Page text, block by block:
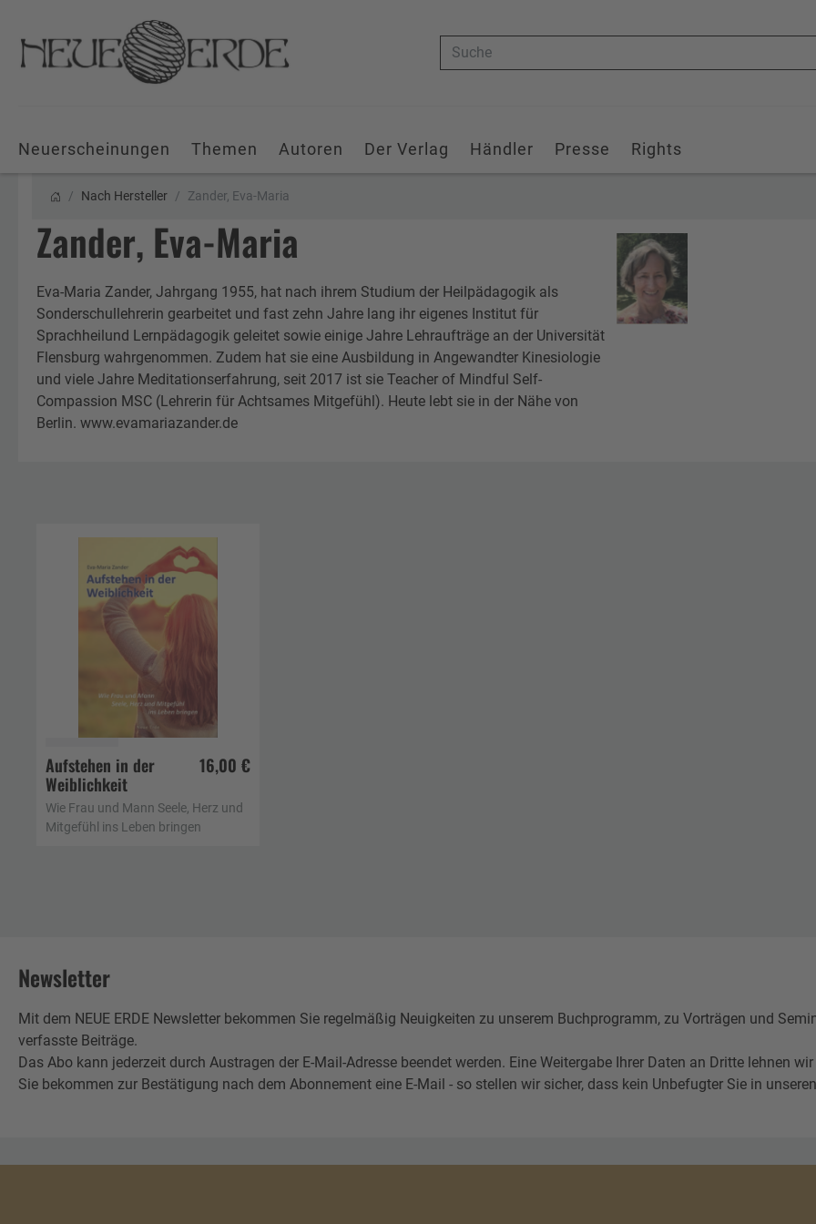
Suche
Neuerscheinungen Themen Autoren Der Verlag Händler Presse Rights
Nach Hersteller Zander, Eva-Maria
Zander, Eva-Maria
Eva-Maria Zander, Jahrgang 1955, hat nach ihrem Studium der Heilpädagogik als
Sonderschullehrerin gearbeitet und fast zehn Jahre lang ihr eigenes Institut für
Sprachheilund Lernpädagogik geleitet sowie einige Jahre Lehraufträge an der Universität
Flensburg wahrgenommen. Zudem hat sie eine Ausbildung in Angewandter Kinesiologie
und viele Jahre Meditationserfahrung, seit 2017 ist sie Teacher of Mindful Self-
Compassion MSC (Lehrerin für Achtsames Mitgefühl). Heute lebt sie in der Nähe von
Berlin. www.evamariazander.de
In den Warenkorb
Aufstehen in der
Weiblichkeit
16,00 €
Wie Frau und Mann Seele, Herz und
Mitgefühl ins Leben bringen
Newsletter
Mit dem NEUE ERDE Newsletter bekommen Sie regelmäßig Neuigkeiten zu unserem Buchprogramm, zu Vorträgen und
verfasste Beiträge.
Das Abo kann jederzeit durch Austragen der E-Mail-Adresse beendet werden. Eine Weitergabe Ihrer Daten an Dritte lehnen wir
Sie bekommen zur Bestätigung nach dem Abonnement eine E-Mail - so stellen wir sicher, dass kein Unbefugter Sie in